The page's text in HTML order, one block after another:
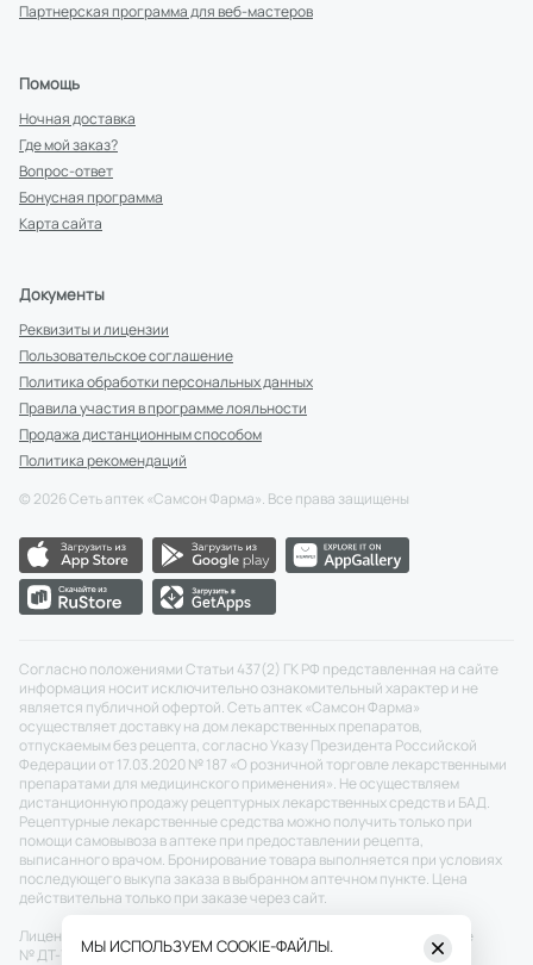
Партнерская программа для веб-мастеров
Помощь
Ночная доставка
Где мой заказ?
Вопрос-ответ
Бонусная программа
Карта сайта
Документы
Реквизиты и лицензии
Пользовательское соглашение
Политика обработки персональных данных
Правила участия в программе лояльности
Продажа дистанционным способом
Политика рекомендаций
© 2026Сеть аптек «Самсон Фарма». Все права защищены
Согласно положениями Статьи 437(2) ГК РФ представленная на сайте
информация носит исключительно ознакомительный характер и не
является публичной офертой. Сеть аптек «Самсон Фарма»
осуществляет доставку на дом лекарственных препаратов,
отпускаемым без рецепта, согласно Указу Президента Российской
Федерации от 17.03.2020 № 187 «О розничной торговле лекарственными
препаратами для медицинского применения». Не осуществляем
дистанционную продажу рецептурных лекарственных средств и БАД.
Рецептурные лекарственные средства можно получить только при
помощи самовывоза в аптеке при предоставлении рецепта,
выписанного врачом. Бронирование товара выполняется при условиях
последующего выкупа заказа в выбранном аптечном пункте. Цена
действительна только при заказе через сайт.
Лицензия №: ЛО-77-02-011343 от 22.12.2020 г.
Разрешение
№ ДТ-77-000464 от 27.12.2021 г.СкачатьП50-673/20 от 26.05.2020
МЫ ИСПОЛЬЗУЕМ COOKIE-ФАЙЛЫ.